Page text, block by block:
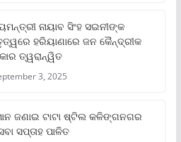
ନାୟାବ ସିଂହ ସଇନୀଙ୍କ
ହରିୟାଣାରେ ଜନ କୈନ୍ଦ୍ରୀକ
ତ୍ୱରାନ୍ୱିତ
3, 2025
ଜଣାଇ ଟାଟା ଷ୍ଟିଲ କଳିଙ୍ଗନଗର
ସପ୍ତାହ ପାଳିତ